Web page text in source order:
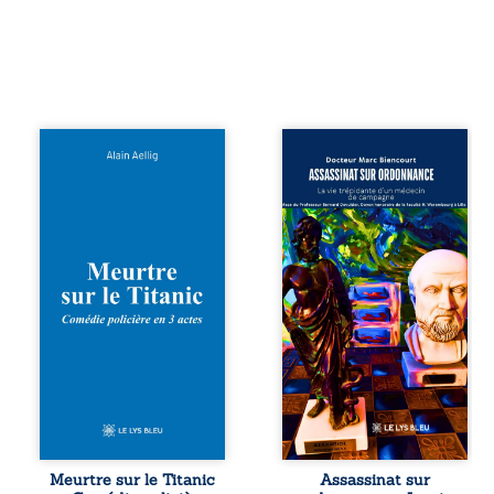
Et si le naufrage
en 1912, un
meurtre est
commis. Le drame
disparaît avec le
tard, la
l’épave fait
resurgir un secret
Meurtre sur le Titanic
Assassinat sur
ordonnance – La
vie trépidante
d’un médecin de
campagne est la
réédition enrichie
et actualisée du
témoignage du
Docteur Marc
Biencourt, ancien
médecin de
famille, qui revient
sur son parcours
médical, syndical
et ordinal. Depuis
septembre 2013, il
raconte le long
combat qui l’a
conduit à être
Assassinat sur